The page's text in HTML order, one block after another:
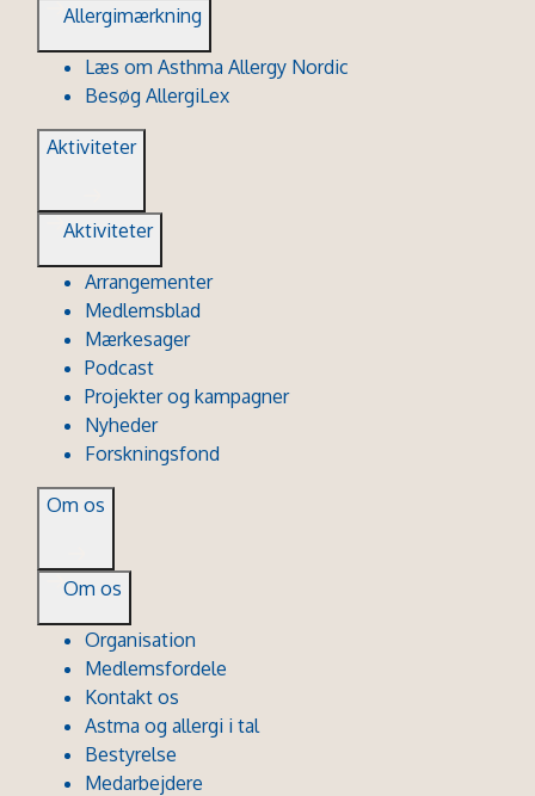
Allergimærkning
Læs om Asthma Allergy Nordic
Besøg AllergiLex
Aktiviteter
Aktiviteter
Arrangementer
Medlemsblad
Mærkesager
Podcast
Projekter og kampagner
Nyheder
Forskningsfond
Om os
Om os
Organisation
Medlemsfordele
Kontakt os
Astma og allergi i tal
Bestyrelse
Medarbejdere